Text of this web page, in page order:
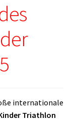
internationale
Triathlon